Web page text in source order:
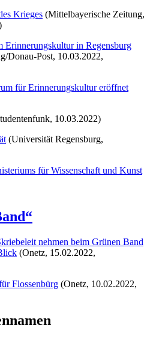
Krieges (Mittelbayerische Zeitung,
Erinnerungskultur in Regensburg
Donau-Post, 10.03.2022,
für Erinnerungskultur eröffnet
10.03.2022)
(Universität Regensburg,
für Wissenschaft und Kunst
nehmen beim Grünen Band
(Onetz, 15.02.2022,
Flossenbürg (Onetz, 10.02.2022,